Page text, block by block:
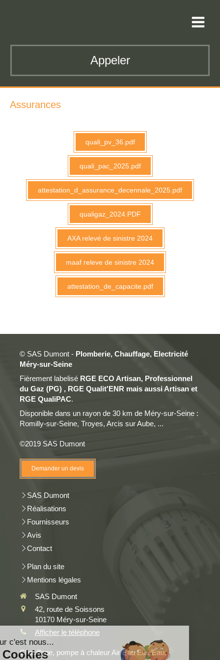
Appeler
Assurances
quali_pv_36.pdf
quali_pac_2025.pdf
attestation_d_assurance_decennale_2025.pdf
qualigaz_2024.PDF
AXA relevé de sinistre 2024
maaf releve de sinistre 2024
attestation_de_capacite.pdf
© SAS Dumont - Plomberie, Chauffage, Electricité
Méry-sur-Seine
Fièrement labelisé RGE ECO Artisan, Professionnel
du Gaz (PG) , RGE Qualit'ENR mais aussi Artisan et
RGE QualiPAC.
Disponible dans un rayon de 30 km de Méry-sur-Seine :
Romilly-sur-Seine, Troyes, Arcis sur Aube, ...
©2019 SAS Dumont
Demander un devis
SAS Dumont
Réalisations
Fournisseurs
Avis
Contact
Plan du site
Mentions légales
SAS Dumont
42, route de Soissons
10170 Méry-sur-Seine
Afficher le téléphone
Chauffage, pompe à chaleur Air/Eau Eau/Eau,